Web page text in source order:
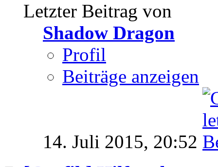
Letzter Beitrag von
Shadow Dragon
Profil
Beiträge anzeigen
14. Juli 2015, 20:52